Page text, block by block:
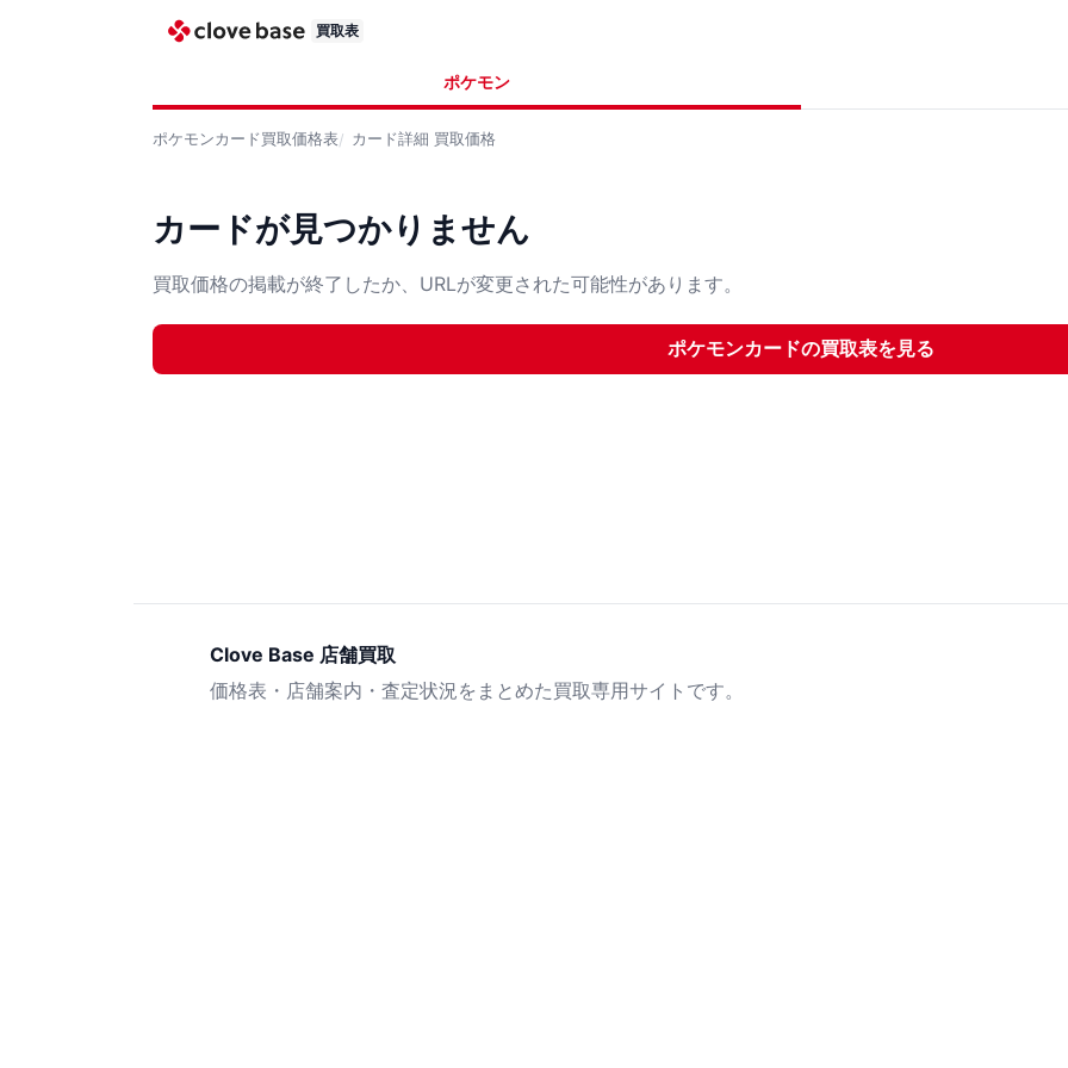
買取表
ポケモン
ポケモンカード買取価格表 カード詳細 買取価格
カードが見つかりません
買取価格の掲載が終了したか、URLが変更された可能性があります。
ポケモンカードの買取表を見る
Clove Base 店舗買取
価格表・店舗案内・査定状況をまとめた買取専用サイトです。